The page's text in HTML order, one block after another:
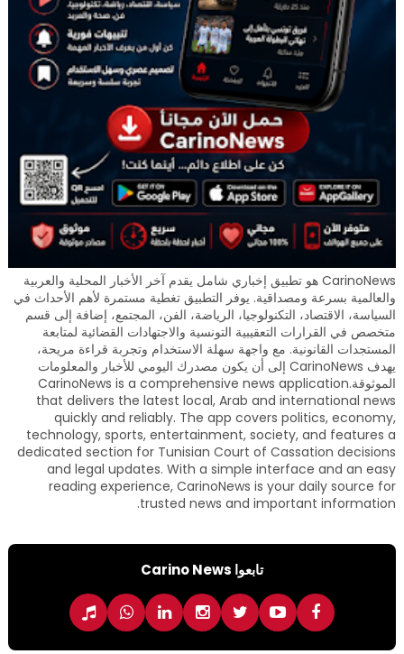
CarinoNews هو تطبيق إخباري شامل يقدم آخر الأخبار المحلية والعربية
والعالمية بسرعة ومصداقية. يوفر التطبيق تغطية مستمرة لأهم الأحداث في
السياسة، الاقتصاد، التكنولوجيا، الرياضة، الفن، المجتمع، إضافة إلى قسم
متخصص في القرارات التعقيبية التونسية والاجتهادات القضائية لمتابعة
المستجدات القانونية. مع واجهة سهلة الاستخدام وتجربة قراءة مريحة،
يهدف CarinoNews إلى أن يكون مصدرك اليومي للأخبار والمعلومات
الموثوقة.CarinoNews is a comprehensive news application
that delivers the latest local, Arab and international news
quickly and reliably. The app covers politics, economy,
technology, sports, entertainment, society, and features a
dedicated section for Tunisian Court of Cassation decisions
and legal updates. With a simple interface and an easy
reading experience, CarinoNews is your daily source for
trusted news and important information.
تابعوا Carino News